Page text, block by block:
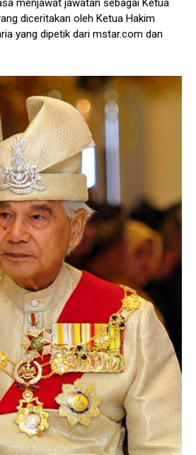
menjawat jawatan sebagai Ketua
diceritakan oleh Ketua Hakim
yang dipetik dari mstar.com dan